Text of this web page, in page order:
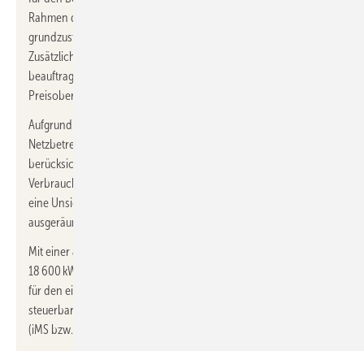
Rahmen der gesetzlichen Vorgaben (Ausrüstung durch den
grundzuständigen Messstellenbetreiber) berücksichtigt.
Zusätzliche Kosten für einen durch den Stromkunden freiwillig
beauftragten Messstellenbetreiber (dann gelten die gesetzlichen
Preisobergrenzen nicht) sind nicht berücksichtigt.
Aufgrund der noch nicht vollständig in den Preisblättern der
Netzbetreiber und in den Wärmepumpen-Stromtarifen
berücksichtigten BNetzA-Festlegungen zu steuerbaren
Verbrauchseinrichtungen ab 2024 nach § 14a EnWG ergibt sich
eine Unsicherheit von etwa 30 Euro/a, die nur im Einzelfall
ausgeräumt werden kann.
Mit einer JAZ von 3,0 bei einem Nutzwärmebedarf von
18 600 kWh/a ergibt sich ein Stromverbrauch von 6200 kWh/a
für den eine moderne Messeinrichtung (mME) bzw. bei einer
steuerbaren Verbrauchseinrichtung ein intelligentes Messsystem
(iMS bzw. iMsys) vorgeschrieben ist.